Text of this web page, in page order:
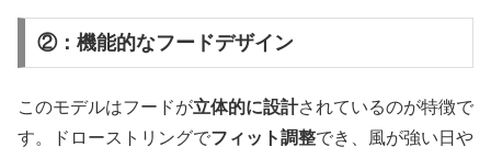
②：機能的なフードデザイン
このモデルはフードが立体的に設計されているのが特徴で
す。ドローストリングでフィット調整でき、風が強い日や